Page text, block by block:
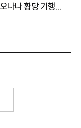
나나 황당 기행...